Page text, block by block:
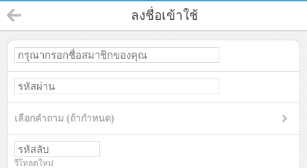
ลงชื่อเข้าใช้
เลือกคำถาม (ถ้ากำหนด)
รีโหลดใหม่